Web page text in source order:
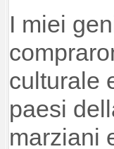
I miei
culturale
paesi
marziani